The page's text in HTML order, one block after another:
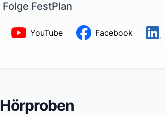
Folge FestPlan
YouTube Facebook
Hörproben